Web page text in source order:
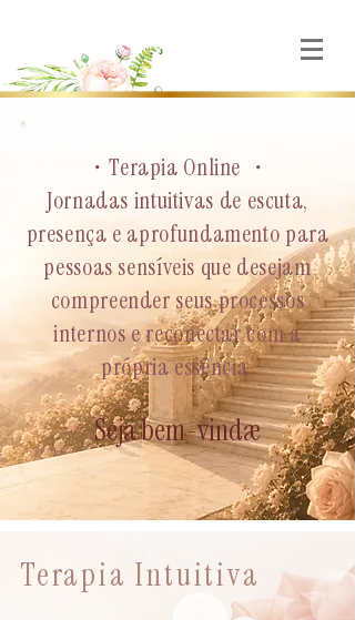
・Terapia Online ・
Jornadas intuitivas de escuta,
presença e aprofundamento para
pessoas sensíveis que desejam
compreender seus processos
internos e reconectar com a
própria essência.
Seja bem-vindæ
Terapia Intuitiva